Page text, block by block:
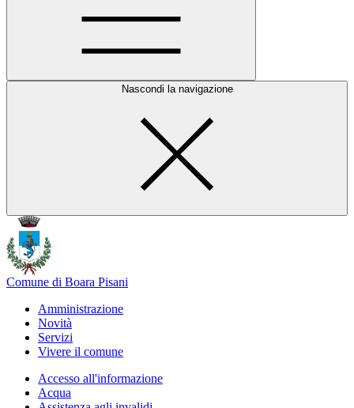
Nascondi la navigazione
Comune di Boara Pisani
Amministrazione
Novità
Servizi
Vivere il comune
Accesso all'informazione
Acqua